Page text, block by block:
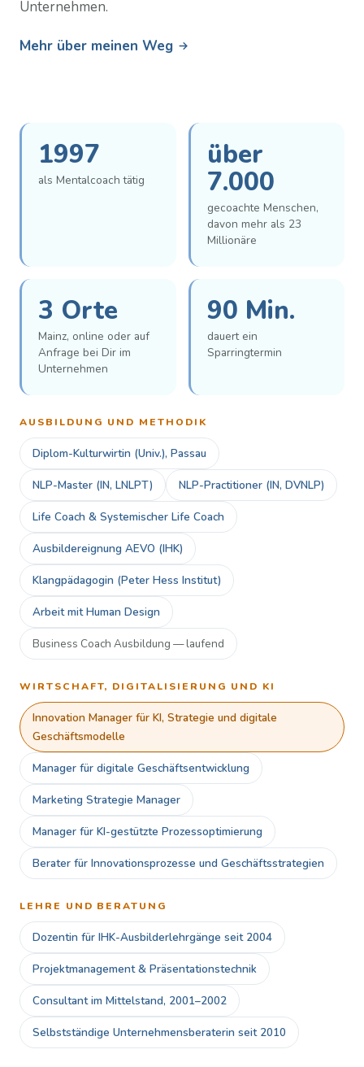
Unternehmen.
Mehr über meinen Weg
1997
als Mentalcoach tätig
über
7.000
gecoachte Menschen,
davon mehr als 23
Millionäre
3 Orte
Mainz, online oder auf
Anfrage bei Dir im
Unternehmen
90 Min.
dauert ein
Sparringtermin
AUSBILDUNG UND METHODIK
Diplom-Kulturwirtin (Univ.), Passau
NLP-Master (IN, LNLPT) NLP-Practitioner (IN, DVNLP)
Life Coach & Systemischer Life Coach
Ausbildereignung AEVO (IHK)
Klangpädagogin (Peter Hess Institut)
Arbeit mit Human Design
Business Coach Ausbildung — laufend
WIRTSCHAFT, DIGITALISIERUNG UND KI
Innovation Manager für KI, Strategie und digitale
Geschäftsmodelle
Manager für digitale Geschäftsentwicklung
Marketing Strategie Manager
Manager für KI-gestützte Prozessoptimierung
Berater für Innovationsprozesse und Geschäftsstrategien
LEHRE UND BERATUNG
Dozentin für IHK-Ausbilderlehrgänge seit 2004
Projektmanagement & Präsentationstechnik
Consultant im Mittelstand, 2001–2002
Selbstständige Unternehmensberaterin seit 2010